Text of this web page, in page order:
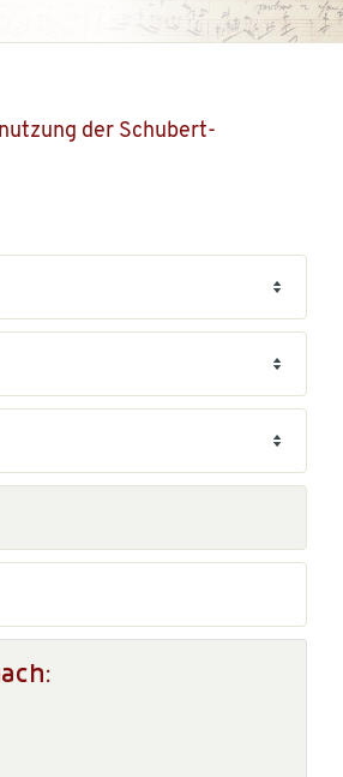
der Schubert-